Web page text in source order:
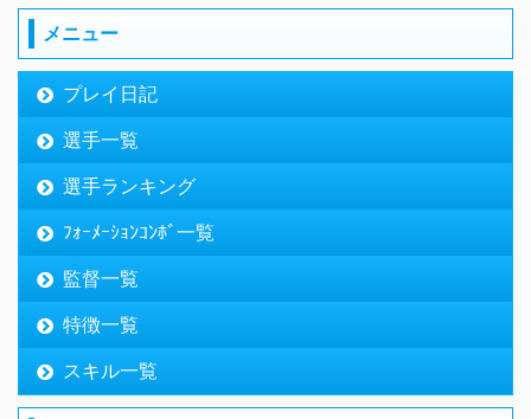
メニュー
プレイ日記
選手一覧
選手ランキング
ﾌｫｰﾒｰｼｮﾝｺﾝﾎﾞ一覧
監督一覧
特徴一覧
スキル一覧